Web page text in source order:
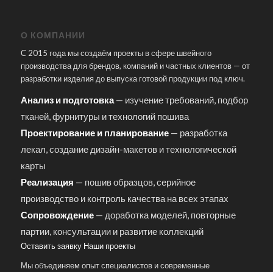
О КОМПАНИИ
С 2015 года мы создаём проекты в сфере швейного
производства для брендов, компаний и частных клиентов — от
разработки изделия до выпуска готовой продукции под ключ.
Анализ и подготовка— изучение требований, подбор
тканей, фурнитуры и технологий пошива
Проектирование и планирование— разработка
лекал, создание дизайн-макетов и технологической
карты
Реализация — пошив образцов, серийное
производство и контроль качества на всех этапах
Сопровождение— доработка моделей, повторные
партии, консультации и развитие коллекций
Оставить заявку Наши проекты
Мы объединяем опыт специалистов и современные